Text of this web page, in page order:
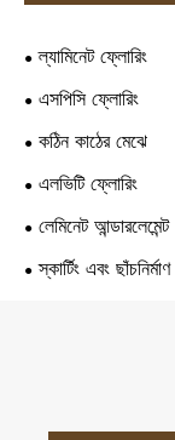
ল্যামিনেট ফ্লোরিং
এসপিসি ফ্লোরিং
কঠিন কাঠের মেঝে
এলভিটি ফ্লোরিং
লেমিনেট আন্ডারলেমেন্ট
স্কার্টিং এবং ছাঁচনির্মাণ